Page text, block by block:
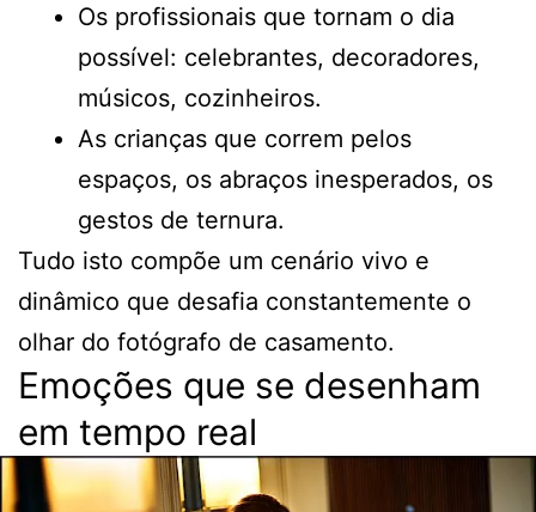
Os profissionais que tornam o dia
possível: celebrantes, decoradores,
músicos, cozinheiros.
As crianças que correm pelos
espaços, os abraços inesperados, os
gestos de ternura.
Tudo isto compõe um cenário vivo e
dinâmico que desafia constantemente o
olhar do fotógrafo de casamento.
Emoções que se desenham
em tempo real